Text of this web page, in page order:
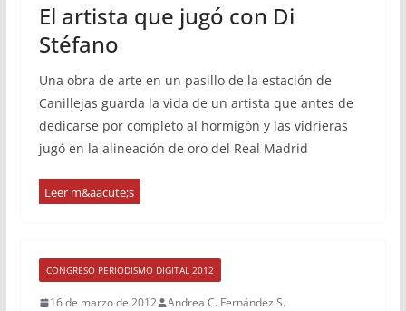
El artista que jugó con Di
Stéfano
Una obra de arte en un pasillo de la estación de
Canillejas guarda la vida de un artista que antes de
dedicarse por completo al hormigón y las vidrieras
jugó en la alineación de oro del Real Madrid
CONGRESO PERIODISMO DIGITAL 2012
16 de marzo de 2012 Andrea C. Fernández S.